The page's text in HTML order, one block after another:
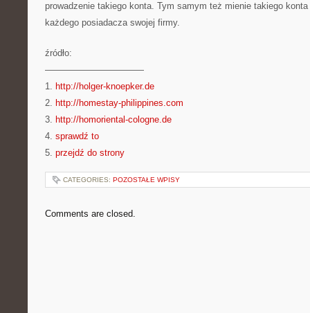
prowadzenie takiego konta. Tym samym też mienie takiego
każdego posiadacza swojej firmy.
źródło:
———————————
1. http://holger-knoepker.de
2. http://homestay-philippines.com
3. http://homoriental-cologne.de
4. sprawdź to
5. przejdź do strony
CATEGORIES: POZOSTAŁE WPISY
Comments are closed.